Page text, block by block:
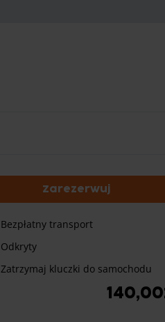
Zarezerwuj
Bezpłatny transport
Odkryty
Zatrzymaj kluczki do samochodu